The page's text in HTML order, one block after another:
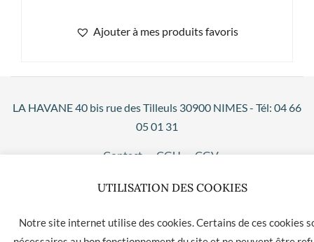
Ajouter à mes produits favoris
LA HAVANE 40 bis rue des Tilleuls 30900 NIMES - Tél: 04 66
05 01 31
Contact CGU CGV
UTILISATION DES COOKIES
Notre site internet utilise des cookies. Certains de ces cookies